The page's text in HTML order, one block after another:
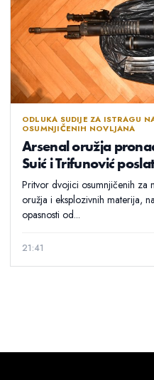
ODLUKA SUDIJE ZA ISTRAGU
OSUMNJIČENIH NOVLJANA
Arsenal oružja
Suić i Trifunović
Pritvor dvojici osumnjičenih za
oružja i eksplozivnih materija,
opasnosti od...
21:41